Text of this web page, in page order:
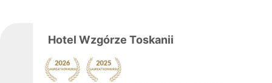
Hotel Wzgórze Toskanii